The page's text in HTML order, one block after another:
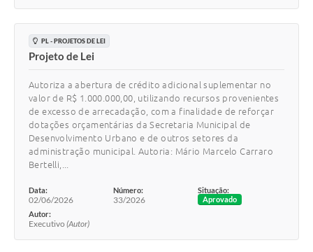
PL - PROJETOS DE LEI
Projeto de Lei
Autoriza a abertura de crédito adicional suplementar no
valor de R$ 1.000.000,00, utilizando recursos provenientes
de excesso de arrecadação, com a finalidade de reforçar
dotações orçamentárias da Secretaria Municipal de
Desenvolvimento Urbano e de outros setores da
administração municipal. Autoria: Mário Marcelo Carraro
Bertelli,...
Data:
02/06/2026
Número:
33/2026
Situação:
Aprovado
Autor:
Executivo (Autor)